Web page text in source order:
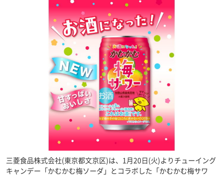
三菱食品株式会社(東京都文京区)は、1月20日(火)よりチューイング
キャンデー「かむかむ梅ソーダ」とコラボした「かむかむ梅サワ